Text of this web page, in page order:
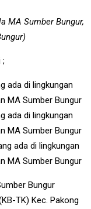
MA Sumber Bungur,
;
ada di lingkungan
MA Sumber Bungur
ada di lingkungan
MA Sumber Bungur
ada di lingkungan
MA Sumber Bungur
Bungur
TK) Kec. Pakong